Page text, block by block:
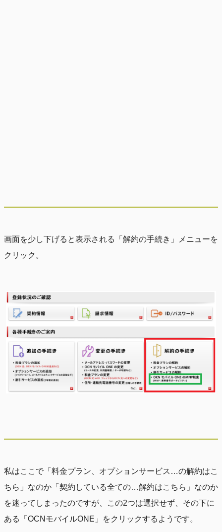
画面を少し下げると表示される「解約の手続き」メニューを
クリック。
私はここで「料金プラン、オプションサービス…の解約はこ
ちら」なのか「契約している全ての…解約はこちら」なのか
を迷ってしまったのですが、この2つは選択せず、その下に
ある「OCNモバイルONE」をクリックするようです。